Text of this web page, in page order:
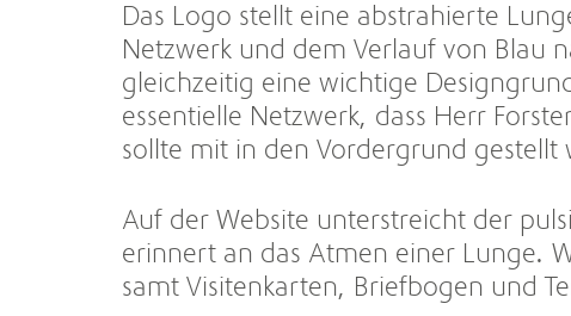
Das Logo stellt eine abstrahierte
Netzwerk und dem Verlauf von Blau
gleichzeitig eine wichtige
essentielle Netzwerk, dass Herr
sollte mit in den Vordergrund gestellt
Auf der Website unterstreicht der
erinnert an das Atmen einer Lunge.
samt Visitenkarten, Briefbogen und